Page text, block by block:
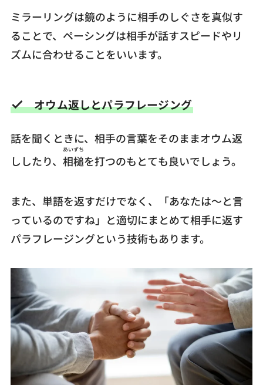
ミラーリングは鏡のように相手のしぐさを真似す
ることで、ペーシングは相手が話すスピードやリ
ズムに合わせることをいいます。
オウム返しとパラフレージング
話を聞くときに、相手の言葉をそのままオウム返
ししたり、 相槌
あいずち
を打つのもとても良いでしょう。
また、単語を返すだけでなく、「あなたは〜と言
っているのですね」と適切にまとめて相手に返す
パラフレージングという技術もあります。